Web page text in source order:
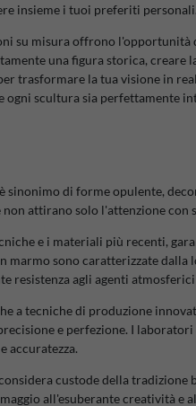
insieme i tuoi preferiti personali.
su misura offrono
una figura storica, creare
trasformare la tua visione in
ogni scultura sia perfettamente
sinonimo di forme opulente,
attirano solo l'attenzione con
e i materiali più recenti,
marmo sono caratterizzate dalla
resistenza agli agenti
a tecniche di produzione
e perfezione. I
accuratezza.
custode della
all'esuberante creatività e